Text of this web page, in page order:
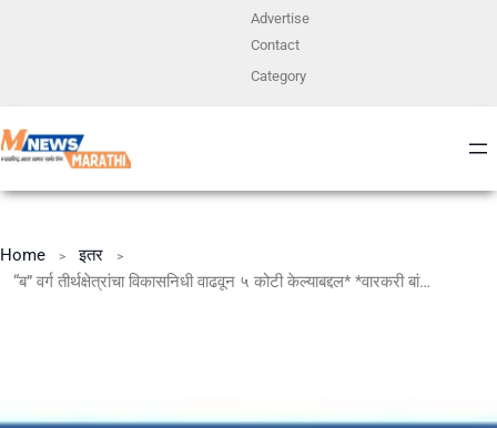
Advertise
Contact
Category
Home
इतर
“ब” वर्ग तीर्थक्षेत्रांचा विकासनिधी वाढवून ५ कोटी केल्याबद्दल* *वारकरी बांधवांनी मानले उपमुख्यमंत्री अजित पवार यांचे आभार